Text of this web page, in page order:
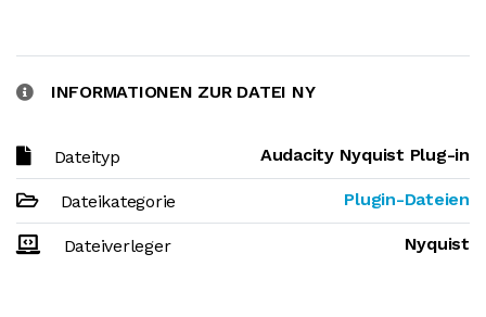
INFORMATIONEN ZUR DATEI NY
Dateityp Audacity Nyquist Plug-in
Dateikategorie Plugin-Dateien
Dateiverleger Nyquist